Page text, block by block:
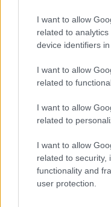
I want to allow
related to
device identifiers in
I want to allow
related to
I want to allow
related to
I want to allow
related to security,
functionality and
user protection.
Giorgia
“Orgoglio
Incendio
A fuoco un